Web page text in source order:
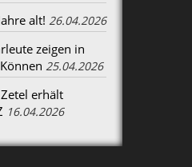
alt! 26.04.2026
zeigen in
25.04.2026
erhält
16.04.2026